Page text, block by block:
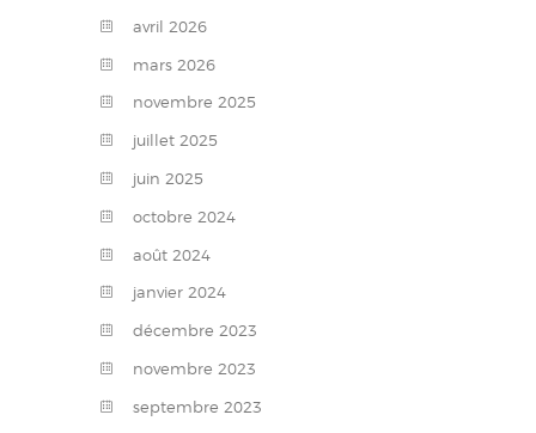
avril 2026
mars 2026
novembre 2025
juillet 2025
juin 2025
octobre 2024
août 2024
janvier 2024
décembre 2023
novembre 2023
septembre 2023